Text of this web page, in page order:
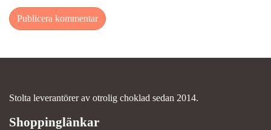
Stolta leverantörer av otrolig choklad sedan 2014.